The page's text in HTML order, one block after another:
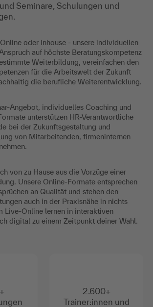
Seminare, Schulungen und
oder Inhouse - unsere individuellen
auf höchste Beratungskompetenz
Weiterbildung, vereinfachen den
für die Arbeitswelt der Zukunft
die berufliche Weiterentwicklung.
Angebot, individuelles Coaching und
unterstützen HR-Verantwortliche
bei der Zukunftsgestaltung und
von Mitarbeitenden, firmeninternen
von zu Hause aus die Vorzüge einer
Unsere Online-Formate entsprechen
an Qualität und stehen den
auch in der Praxisnähe in nichts
Live-Online lernen in interaktiven
digital zu einem Zeitpunkt deiner Wahl.
2.600+
Trainer:innen und